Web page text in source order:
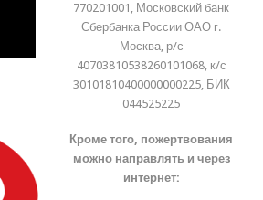
770201001, Московский банк
Сбербанка России ОАО г.
Москва, р/с
40703810538260101068, к/с
30101810400000000225, БИК
044525225
Кроме того, пожертвования
можно направлять и через
интернет: